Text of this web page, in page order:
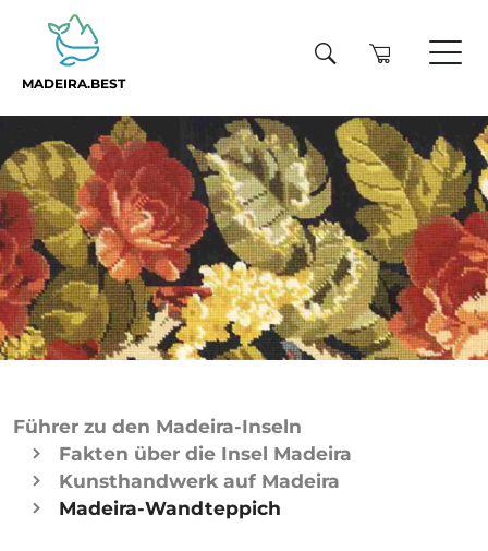
MADEIRA.BEST
Führer zu den Madeira-Inseln
Fakten über die Insel Madeira
Kunsthandwerk auf Madeira
Madeira-Wandteppich